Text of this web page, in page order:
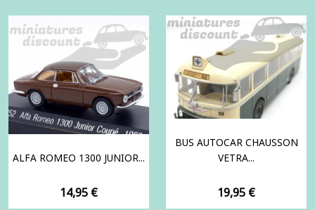
ALFA ROMEO 1300 JUNIOR...
Prix
14,95 €
BUS AUTOCAR CHAUSSON
VETRA...
Prix
19,95 €